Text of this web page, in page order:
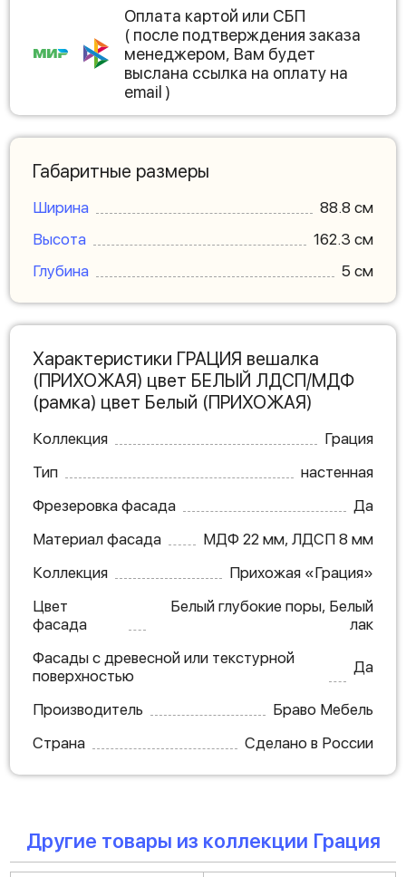
Оплата картой или СБП
( после подтверждения заказа
менеджером, Вам будет
выслана ссылка на оплату на
email )
Габаритные размеры
Ширина
88.8 см
Высота
162.3 см
Глубина
5 см
Характеристики ГРАЦИЯ вешалка
(ПРИХОЖАЯ) цвет БЕЛЫЙ ЛДСП/МДФ
(рамка) цвет Белый (ПРИХОЖАЯ)
Коллекция
Грация
Тип
настенная
Фрезеровка фасада
Да
Материал фасада
МДФ 22 мм, ЛДСП 8 мм
Коллекция
Прихожая «Грация»
Цвет
фасада
Белый глубокие поры, Белый
лак
Фасады с древесной или текстурной
поверхностью
Да
Производитель
Браво Мебель
Страна
Сделано в России
Другие товары из коллекции Грация